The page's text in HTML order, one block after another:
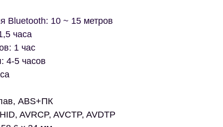
Bluetooth: 10 ~ 15 метров
часа
1 час
4-5 часов
ABS+ПК
AVRCP, AVCTP, AVDTP